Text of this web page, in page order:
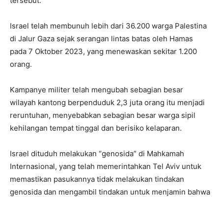
Israel telah membunuh lebih dari 36.200 warga Palestina
di Jalur Gaza sejak serangan lintas batas oleh Hamas
pada 7 Oktober 2023, yang menewaskan sekitar 1.200
orang.
Kampanye militer telah mengubah sebagian besar
wilayah kantong berpenduduk 2,3 juta orang itu menjadi
reruntuhan, menyebabkan sebagian besar warga sipil
kehilangan tempat tinggal dan berisiko kelaparan.
Israel dituduh melakukan “genosida” di Mahkamah
Internasional, yang telah memerintahkan Tel Aviv untuk
memastikan pasukannya tidak melakukan tindakan
genosida dan mengambil tindakan untuk menjamin bahwa